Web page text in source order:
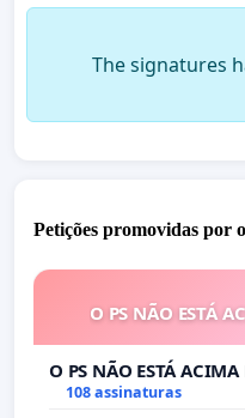
The signatures
Petições promovidas por
O PS NÃO ESTÁ
O PS NÃO ESTÁ ACIMA
108 assinaturas